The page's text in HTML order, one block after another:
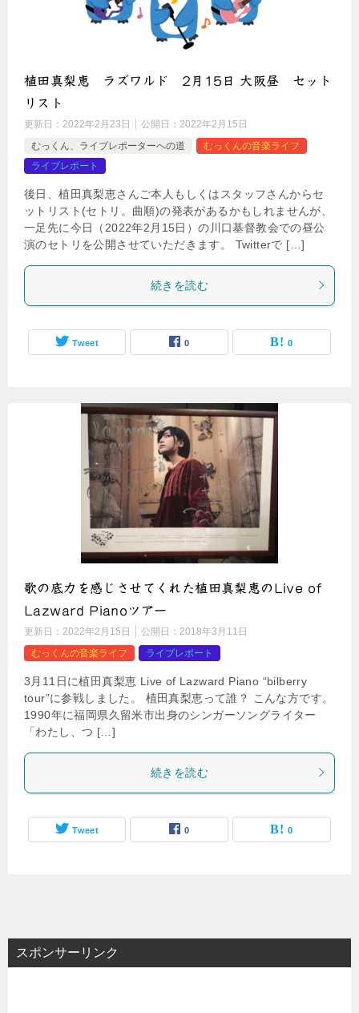
植田真梨恵 ラズワルド 2月15日 大阪昼 セット
リスト
更新日： 2022年2月23日 公開日： 2022年2月15日
むっくん、ライブレポーターへの道
むっくんの音楽ライフ
ライブレポート
後日、植田真梨恵さんご本人もしくはスタッフさんからセ
ットリスト(セトリ。曲順)の発表があるかもしれませんが、
一足先に今日（2022年2月15日）の川口基督教会での昼公
演のセトリを公開させていただきます。 Twitterで […]
続きを読む
Tweet 0 0
歌の底力を感じさせてくれた植田真梨恵のLive of
Lazward Pianoツアー
更新日： 2022年2月15日 公開日： 2018年3月11日
むっくんの音楽ライフ
ライブレポート
3月11日に植田真梨恵 Live of Lazward Piano “bilberry
tour”に参戦しました。 植田真梨恵って誰？ こんな方です。
1990年に福岡県久留米市出身のシンガーソングライター
「わたし、つ […]
続きを読む
Tweet 0 0
スポンサーリンク